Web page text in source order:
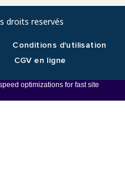
droits reservés
Conditions d'utilisation
CGV en ligne